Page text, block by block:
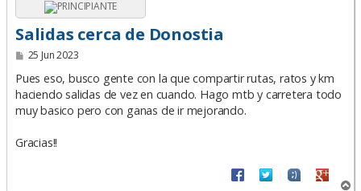
Salidas cerca de Donostia
M
n
a
j
25 Jun 2023
Pues eso, busco gente con la que compartir rutas, ratos y km
haciendo salidas de vez en cuando. Hago mtb y carretera todo
muy basico pero con ganas de ir mejorando.
Gracias!!